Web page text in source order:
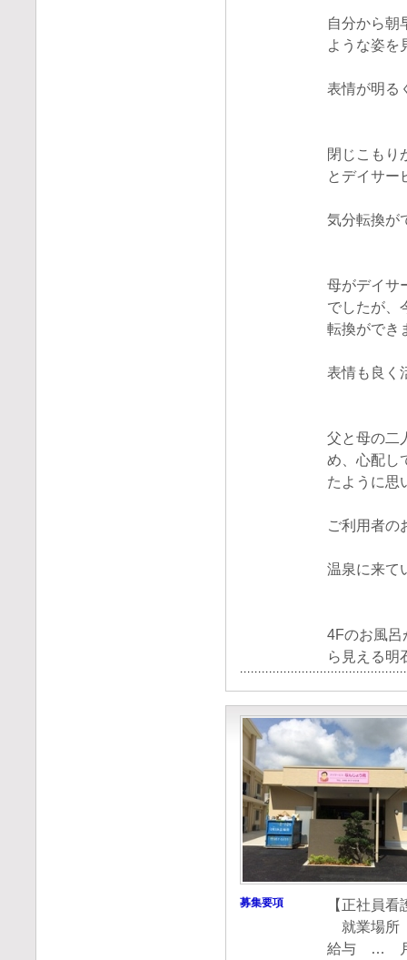
自分から朝
ような姿を
表情が明る
閉じこもり
とデイサー
気分転換が
母がデイサ
でしたが、
転換ができ
表情も良く
父と母の二
め、心配し
たように思
ご利用者の
温泉に来て
4Fのお風呂
ら見える明
募集要項
【正社員看
就業場所
給与 … 月